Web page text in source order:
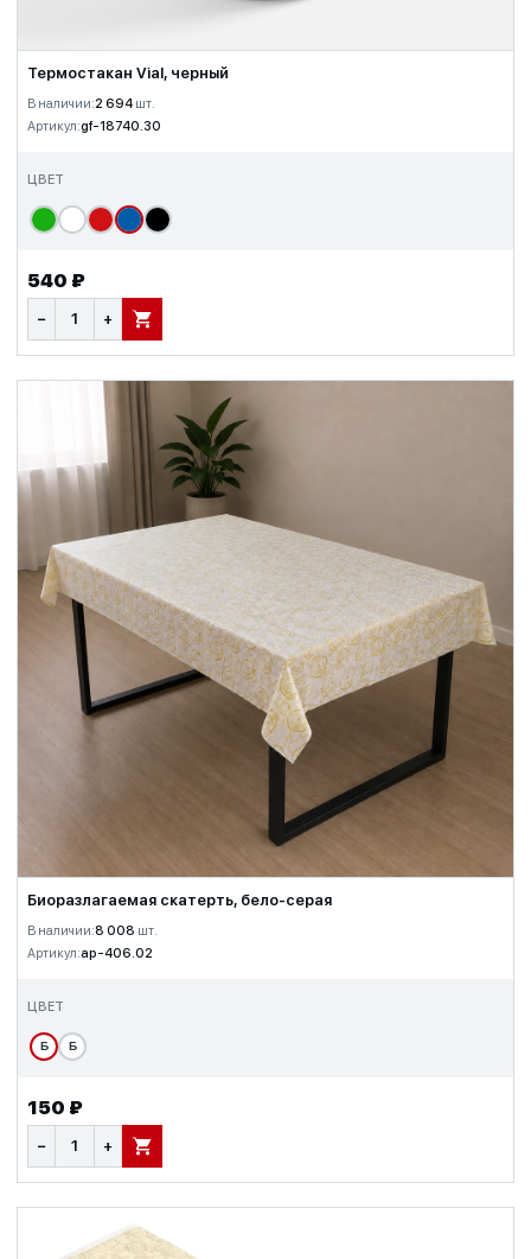
Термостакан Vial, черный
В наличии:2 694 шт.
Артикул:gf-18740.30
ЦВЕТ
540 ₽
− + В КОРЗИНУ
Биоразлагаемая скатерть, бело-серая
В наличии:8 008 шт.
Артикул:ap-406.02
ЦВЕТ
Б Б
150 ₽
− + В КОРЗИНУ